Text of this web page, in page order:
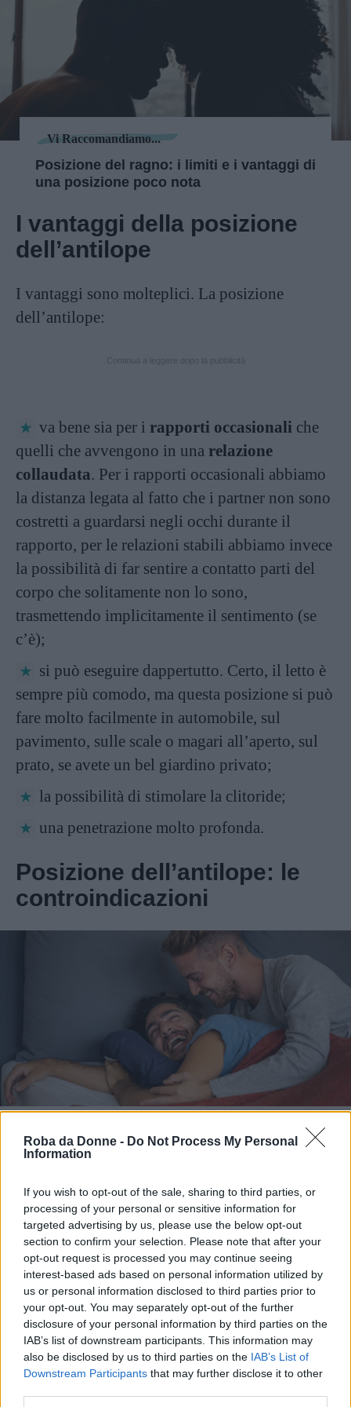
Roba da Donne - Do Not Process My Personal
Information
If you wish to opt-out of the sale, sharing to third parties, or
processing of your personal or sensitive information for
targeted advertising by us, please use the below opt-out
section to confirm your selection. Please note that after your
opt-out request is processed you may continue seeing
interest-based ads based on personal information utilized by
us or personal information disclosed to third parties prior to
your opt-out. You may separately opt-out of the further
disclosure of your personal information by third parties on the
IAB’s list of downstream participants. This information may
also be disclosed by us to third parties on the IAB’s List of
Downstream Participants that may further disclose it to other
Vi Raccomandiamo...
Posizione del ragno: i limiti e i vantaggi di
una posizione poco nota
I vantaggi della posizione
dell’antilope
I vantaggi sono molteplici. La posizione
dell’antilope:
va bene sia per i rapporti occasionali che
quelli che avvengono in una relazione
collaudata. Per i rapporti occasionali abbiamo
la distanza legata al fatto che i partner non sono
costretti a guardarsi negli occhi durante il
rapporto, per le relazioni stabili abbiamo invece
la possibilità di far sentire a contatto parti del
corpo che solitamente non lo sono,
trasmettendo implicitamente il sentimento (se
c’è);
si può eseguire dappertutto. Certo, il letto è
sempre più comodo, ma questa posizione si può
fare molto facilmente in automobile, sul
pavimento, sulle scale o magari all’aperto, sul
prato, se avete un bel giardino privato;
la possibilità di stimolare la clitoride;
una penetrazione molto profonda.
Posizione dell’antilope: le
controindicazioni
Fonte: iStock
Non ci sono molte controindicazioni per
se uno o entrambi i partner hanno deiproblemi
alle ginocchia o ai polsi, sconsigliamo di farla:
bisogna stare un po’ di tempo puntellati sulle
estremità, per cui potrebbe essere disagevole o
addirittura dannosa (con i pugni però si sta un
po’ più comodi).
Continua a leggere dopo la pubblicità